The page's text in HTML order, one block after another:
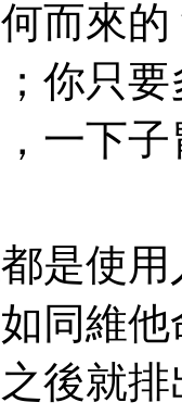
而來
你只
一下
是使
同維
後就